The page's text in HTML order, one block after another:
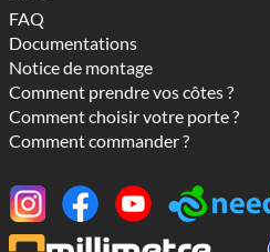
FAQ
Documentations
Notice de montage
Comment prendre vos côtes ?
Comment choisir votre porte ?
Comment commander ?